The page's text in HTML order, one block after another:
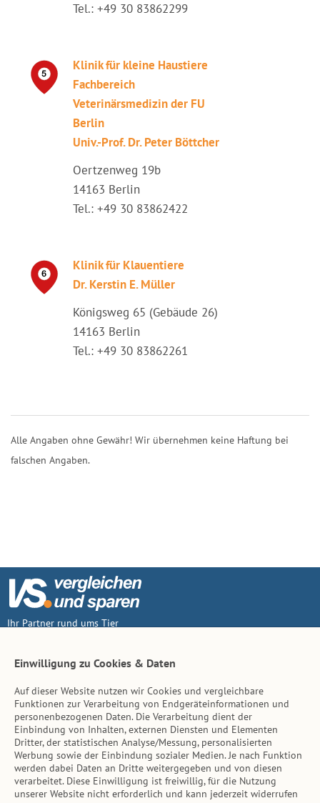
Tel.: +49 30 83862299
Klinik für kleine Haustiere
Fachbereich
Veterinärsmedizin der FU
Berlin
Univ.-Prof. Dr. Peter Böttcher
Oertzenweg 19b
14163 Berlin
Tel.: +49 30 83862422
Klinik für Klauentiere
Dr. Kerstin E. Müller
Königsweg 65 (Gebäude 26)
14163 Berlin
Tel.: +49 30 83862261
Alle Angaben ohne Gewähr! Wir übernehmen keine Haftung bei
falschen Angaben.
Ihr Partner rund ums Tier
Inhalt
Tierarzt-Suche
Hinweise
AGB
Einwilligung zu Cookies & Daten
Auf dieser Website nutzen wir Cookies und vergleichbare
Funktionen zur Verarbeitung von Endgeräteinformationen und
personenbezogenen Daten. Die Verarbeitung dient der
Einbindung von Inhalten, externen Diensten und Elementen
Dritter, der statistischen Analyse/Messung, personalisierten
Werbung sowie der Einbindung sozialer Medien. Je nach Funktion
werden dabei Daten an Dritte weitergegeben und von diesen
verarbeitet. Diese Einwilligung ist freiwillig, für die Nutzung
unserer Website nicht erforderlich und kann jederzeit widerrufen